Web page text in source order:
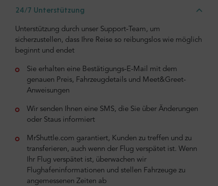
24/7 Unterstützung
Unterstützung durch unser Support-Team, um
sicherzustellen, dass Ihre Reise so reibungslos wie möglich
beginnt und endet
Sie erhalten eine Bestätigungs-E-Mail mit dem
genauen Preis, Fahrzeugdetails und Meet&Greet-
Anweisungen
Wir senden Ihnen eine SMS, die Sie über Änderungen
oder Staus informiert
MrShuttle.com garantiert, Kunden zu treffen und zu
transferieren, auch wenn der Flug verspätet ist. Wenn
Ihr Flug verspätet ist, überwachen wir
Flughafeninformationen und stellen Fahrzeuge zu
angemessenen Zeiten ab